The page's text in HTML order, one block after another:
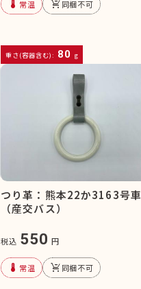
device_thermostat 常温 remove_shopping_cart同梱不可
重さ(容器含む): 80 g
つり革：熊本22か3163号車
（産交バス）
税込 550 円
device_thermostat 常温 remove_shopping_cart同梱不可